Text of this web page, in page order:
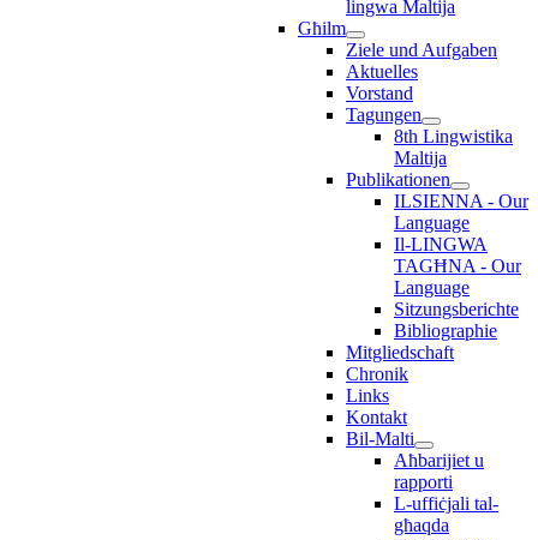
lingwa Maltija
Għilm
Ziele und Aufgaben
Aktuelles
Vorstand
Tagungen
8th Lingwistika
Maltija
Publikationen
ILSIENNA - Our
Language
Il-LINGWA
TAGĦNA - Our
Language
Sitzungsberichte
Bibliographie
Mitgliedschaft
Chronik
Links
Kontakt
Bil-Malti
Aħbarijiet u
rapporti
L-uffiċjali tal-
għaqda